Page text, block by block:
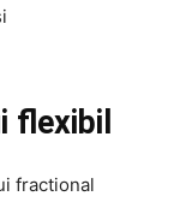
flexibil
fractional